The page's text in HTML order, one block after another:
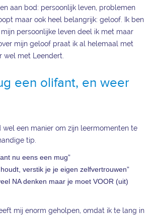
aan bod: persoonlijk leven, problemen
maar ook heel belangrijk: geloof. Ik ben
persoonlijke leven deel ik met maar
mijn geloof praat ik al helemaal met
wel met Leendert.
een olifant, en weer
wel een manier om zijn leermomenten te
tip.
nu eens een mug”
verstik je je eigen zelfvertrouwen”
NA denken maar je moet VOOR (uit)
mij enorm geholpen, omdat ik te lang in